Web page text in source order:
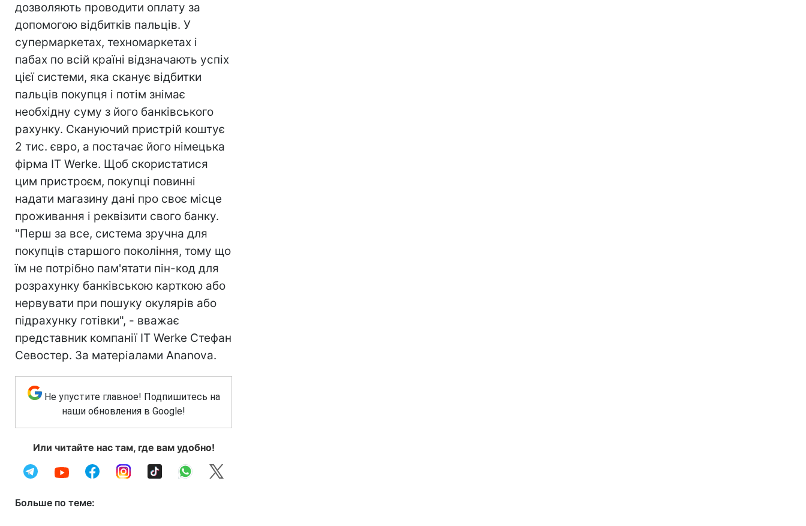
дозволяють проводити оплату за
допомогою відбитків пальців. У
супермаркетах, техномаркетах і
пабах по всій країні відзначають успіх
цієї системи, яка сканує відбитки
пальців покупця і потім знімає
необхідну суму з його банківського
рахунку. Скануючий пристрій коштує
2 тис. євро, а постачає його німецька
фірма IT Werke. Щоб скористатися
цим пристроєм, покупці повинні
надати магазину дані про своє місце
проживання і реквізити свого банку.
"Перш за все, система зручна для
покупців старшого покоління, тому що
їм не потрібно пам'ятати пін-код для
розрахунку банківською карткою або
нервувати при пошуку окулярів або
підрахунку готівки", - вважає
представник компанії IT Werke Стефан
Севостер. За матеріалами Ananova.
Не упустите главное! Подпишитесь на
наши обновления в Google!
Или читайте нас там, где вам удобно!
Больше по теме: